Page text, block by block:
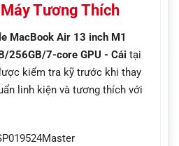
Tương Thích
MacBook Air 13 inch M1
256GB/7-core GPU - Cái tại
kiểm tra kỹ trước khi thay
linh kiện và tương thích với